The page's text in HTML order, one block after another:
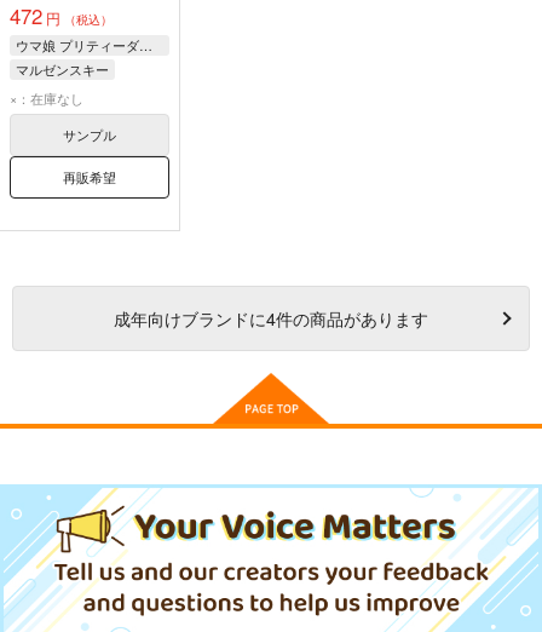
472 円 （税込）
ウマ娘 プリティーダービー
マルゼンスキー
シンボリルドルフ
マヤノトップガン
×：在庫なし
サンプル
再販希望
成年向けブランドに4件の商品があります